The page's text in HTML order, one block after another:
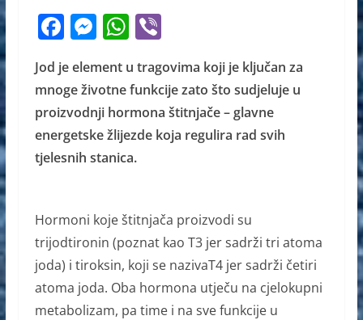
F
c
e
b
o
M
ss
e
n
g
W
at
s
A
p
Vi
er
Jod je element u tragovima koji je ključan za
mnoge životne funkcije zato što sudjeluje u
proizvodnji hormona štitnjače – glavne
energetske žlijezde koja regulira rad svih
tjelesnih stanica.
Hormoni koje štitnjača proizvodi su
trijodtironin (poznat kao T3 jer sadrži tri atoma
joda) i tiroksin, koji se nazivaT4 jer sadrži četiri
atoma joda. Oba hormona utječu na cjelokupni
metabolizam, pa time i na sve funkcije u